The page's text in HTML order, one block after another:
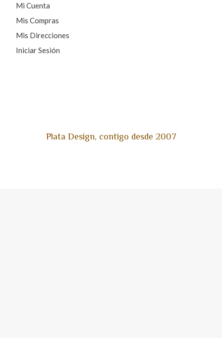
Mi Cuenta
Mis Compras
Mis Direcciones
Iniciar Sesión
Plata Design, contigo desde 2007